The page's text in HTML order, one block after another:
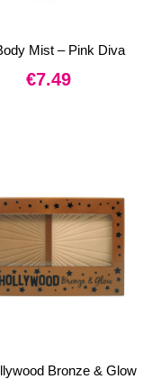
Mist – Pink Diva
€7.49
Bronze & Glow